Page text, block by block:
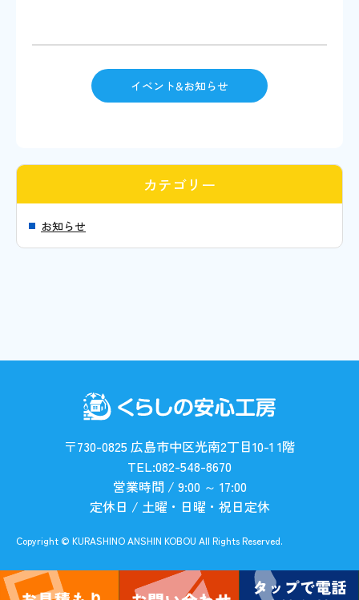
イベント&お知らせ
カテゴリー
お知らせ
〒730-0825 広島市中区光南2丁目10-1 1階
TEL:082-548-8670
営業時間 / 9:00 ～ 17:00
定休日 / 土曜・日曜・祝日定休
Copyright © KURASHINO ANSHIN KOBOU All Rights Reserved.